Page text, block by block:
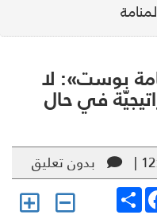
بوست»: لا
في حال
بدون تعليق